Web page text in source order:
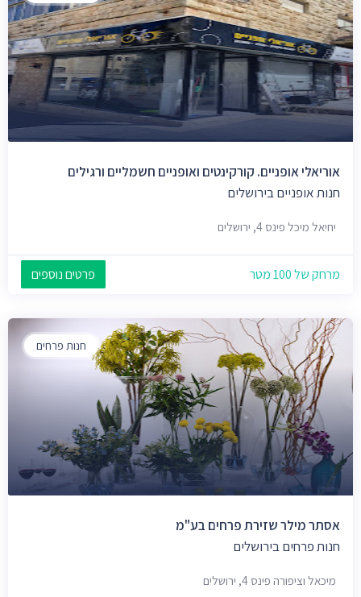
אוריאלי אופניים. קורקינטים ואופניים חשמליים ורגילים
חנות אופניים בירושלים
יחיאל מיכל פינס 4, ירושלים
מרחק של 100 מטר פרטים נוספים
חנות פרחים
אסתר מילר שזירת פרחים בע"מ
חנות פרחים בירושלים
מיכאל וציפורה פינס 4, ירושלים